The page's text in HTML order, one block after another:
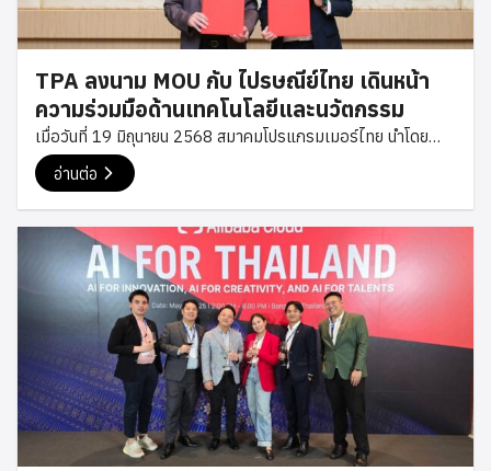
ใหม่ ๆ ให้กับนักพัฒนาไทย และร่วมกันผลักดันระบบนิเวศด้าน
เทคโนโลยีของประเทศให้เติบโตอย่างต่อเนื่อง สมาคม
อย่างอบอุ่น และขออวยพรให้ปีใหม่นี้เป็นปีแห่งความสำเร็จและการ
เติบโตอย่างต่อเนื่อง #TPA #ThaiProgrammer #Bitkub
#TechCommunity
TPA ลงนาม MOU กับ ไปรษณีย์ไทย เดินหน้า
ความร่วมมือด้านเทคโนโลยีและนวัตกรรม
เมื่อวันที่ 19 มิถุนายน 2568 สมาคมโปรแกรมเมอร์ไทย นำโดย
คุณเซฟ พงษ์ศิริ นายกสมาคม และ คุณโม กฤษฎา กรรมการ
สมาคม เข้าร่วมพิธีลงนามบันทึกข้อตกลงความร่วมมือ (MOU) กับ
บริษัท ไปรษณีย์ไทย จำกัด โดยมี ดร.ดนันท์ สุภัทรพันธุ์ กรรมการผู้
จัดการใหญ่ พร้อมทีมผู้บริหารให้การต้อนรับและร่วมลงนามในครั้ง
นี้ ความร่วมมือดังกล่าวมีวัตถุประสงค์เพื่อส่งเสริมการพัฒนา
เทคโนโลยีและนวัตกรรมด้านดิจิทัล รวมถึงการแลกเปลี่ยนองค์
ความรู้ระหว่างภาคเทคโนโลยีและภาคธุรกิจ เพื่อยกระดับศักยภาพ
ของนักพัฒนาและองค์กรไทยให้สามารถปรับตัวต่อการเปลี่ยนแปลง
ของโลกดิจิทัลได้อย่างมีประสิทธิภาพ พร้อมสนับสนุนการเติบโตของ
ธุรกิจไทยให้แข็งแกร่งในยุคเศรษฐกิจดิจิทัล พิธีลงนามจัดขึ้น ณ
ไปรษณีย์ไทย สำนักงานใหญ่ ท่ามกลางบรรยากาศแห่งความร่วม
มือและวิสัยทัศน์ร่วมกันของทั้งสององค์กร ที่มุ่งขับเคลื่อนการ
อ่านต่อ